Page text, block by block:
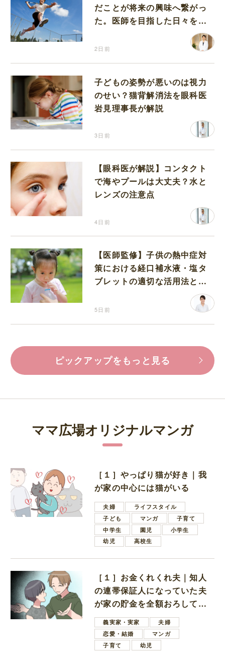
だことが将来の興味へ繋がっ
た。医師を目指した日々を振
2日前
子どもの姿勢が悪いのは視力
のせい？猫背解消法を眼科医
岩見理事長が解説
3日前
【眼科医が解説】コンタクト
で海やプールは大丈夫？水と
レンズの注意点
4日前
【医師監修】子供の熱中症対
策における経口補水液・塩タ
ブレットの適切な活用法と水
5日前
ピックアップをもっと見る
ママ広場オリジナルマンガ
［１］やっぱり猫が好き｜我
が家の中心には猫がいる
夫婦
ライフスタイル
子ども
マンガ
子育て
中学生
園児
小学生
幼児
高校生
［１］お金くれくれ夫｜知人
の連帯保証人になっていた夫
が家の貯金を全額おろしてほ
しいと言ってきた
義実家・実家
夫婦
恋愛・結婚
マンガ
子育て
幼児